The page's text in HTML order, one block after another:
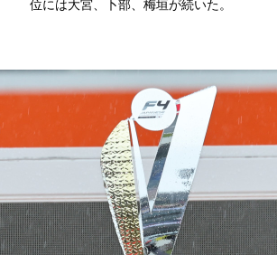
位には大宮、卜部、梅垣が続いた。